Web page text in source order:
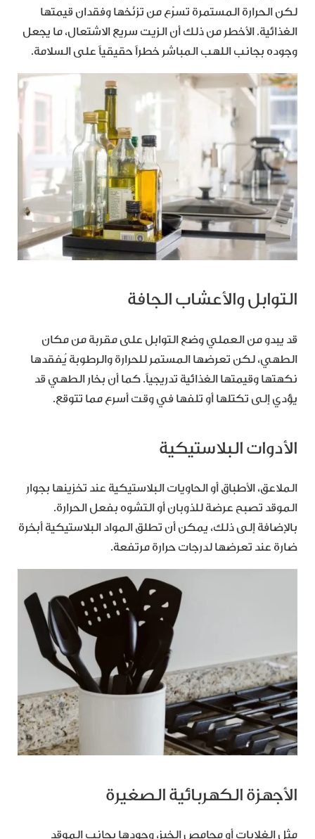
لكن الحرارة المستمرة تسرّع من تزنّخها وفقدان قيمتها
الغذائية. الأخطر من ذلك أن الزيت سريع الاشتعال، ما يجعل
وجوده بجانب اللهب المباشر خطراً حقيقياً على السلامة.
التوابل والأعشاب الجافة
قد يبدو من العملي وضع التوابل على مقربة من مكان
الطهي، لكن تعرضها المستمر للحرارة والرطوبة يُفقدها
نكهتها وقيمتها الغذائية تدريجياً. كما أن بخار الطهي قد
يؤدي إلى تكتلها أو تلفها في وقت أسرع مما تتوقع.
الأدوات البلاستيكية
الملاعق، الأطباق أو الحاويات البلاستيكية عند تخزينها بجوار
الموقد تصبح عرضة للذوبان أو التشوه بفعل الحرارة.
بالإضافة إلى ذلك، يمكن أن تطلق المواد البلاستيكية أبخرة
ضارة عند تعرضها لدرجات حرارة مرتفعة.
الأجهزة الكهربائية الصغيرة
مثل الغلايات أو محامص الخبز، وجودها بجانب الموقد